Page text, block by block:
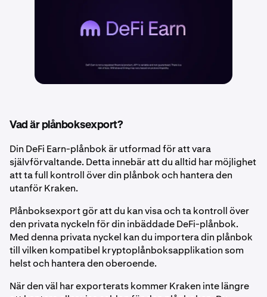
Vad är plånboksexport?
Din DeFi Earn-plånbok är utformad för att vara
självförvaltande. Detta innebär att du alltid har möjlighet
att ta full kontroll över din plånbok och hantera den
utanför Kraken.
Plånboksexport gör att du kan visa och ta kontroll över
den privata nyckeln för din inbäddade DeFi-plånbok.
Med denna privata nyckel kan du importera din plånbok
till vilken kompatibel kryptoplånboksapplikation som
helst och hantera den oberoende.
När den väl har exporterats kommer Kraken inte längre